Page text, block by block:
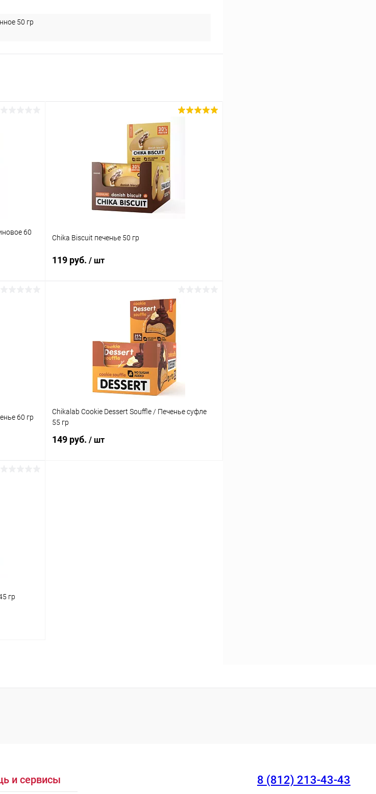
50 гр
60
Chika Biscuit печенье 50 гр
119 руб. / шт
В корзину
Сравнение
В наличии
Датский бисквит
60 гр
Chikalab Cookie Dessert Souffle / Печенье суфле
55 гр
149 руб. / шт
гр
и сервисы 8 (812) 213-43-43